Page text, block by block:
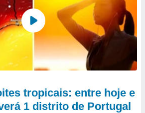
tropicais: entre hoje e
1 distrito de Portugal